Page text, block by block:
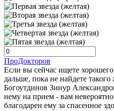
ПроДокторов
Если вы сейчас ищете
дальше, пока не найдете
Богоутдинов Зинур
нему на прием - вам
благодарен ему за спасенное